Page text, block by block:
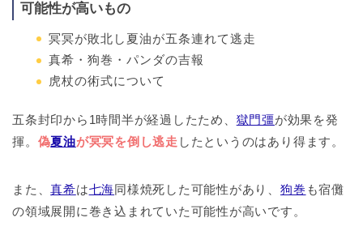
可能性が高いもの
冥冥が敗北し夏油が五条連れて逃走
真希・狗巻・パンダの吉報
虎杖の術式について
五条封印から1時間半が経過したため、 獄門彊が効果を発
揮。 偽夏油が冥冥を倒し逃走 したというのはあり得ます。
また、真希は七海同様焼死した可能性があり、 狗巻 も宿儺
の領域展開に巻き込まれていた可能性が高いです。